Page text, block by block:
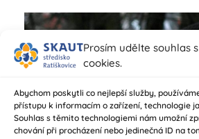
Prosím udělte souhlas s
cookies.
Abychom poskytli co nejlepší služby,
přístupu k informacím o zařízení, technologie
Souhlas s těmito technologiemi nám umožní
chování při procházení nebo jedinečná ID na